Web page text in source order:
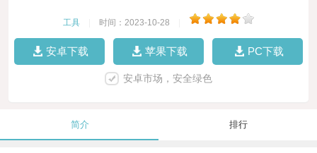
工具 时间：2023-10-28
安卓下载 苹果下载 PC下载
安卓市场，安全绿色
简介 排行